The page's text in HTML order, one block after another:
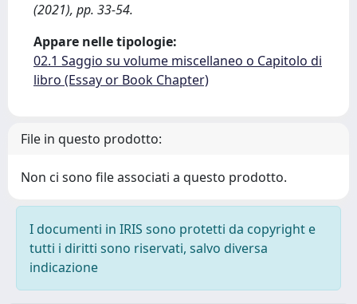
(2021), pp. 33-54.
Appare nelle tipologie:
02.1 Saggio su volume miscellaneo o Capitolo di
libro (Essay or Book Chapter)
File in questo prodotto:
Non ci sono file associati a questo prodotto.
I documenti in IRIS sono protetti da copyright e
tutti i diritti sono riservati, salvo diversa
indicazione